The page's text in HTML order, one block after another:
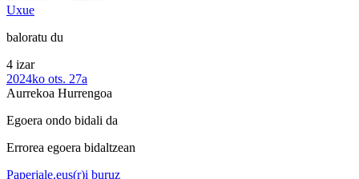
Uxue
baloratu du
4 izar
2024ko ots. 27a
Aurrekoa Hurrengoa
Egoera ondo bidali da
Errorea egoera bidaltzean
Paperjale.eus(r)i buruz